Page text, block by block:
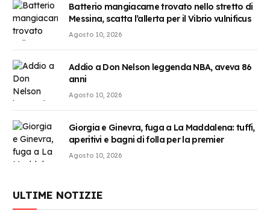
Batterio mangiacarne trovato nello stretto di
Messina, scatta l’allerta per il Vibrio vulnificus
Agosto 10, 2026
Addio a Don Nelson leggenda NBA, aveva 86
anni
Agosto 10, 2026
Giorgia e Ginevra, fuga a La Maddalena: tuffi,
aperitivi e bagni di folla per la premier
Agosto 10, 2026
ULTIME NOTIZIE